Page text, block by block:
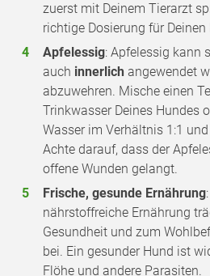
zuerst mit Deinem Tierarzt
richtige Dosierung für
Apfelessig: Apfelessig kann
auch innerlich angewendet
abzuwehren. Mische einen
Trinkwasser Deines Hundes
Wasser im Verhältnis 1:1
Achte darauf, dass der
offene Wunden gelangt.
Frische, gesunde Ernährung
nährstoffreiche Ernährung
Gesundheit und zum
bei. Ein gesunder Hund ist
Flöhe und andere Parasiten.